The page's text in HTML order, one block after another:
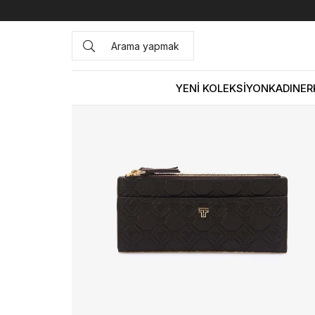
YENİ KOLEKSİYONKADIN
Anasayfa ÇANTA&AKSESUAR KADIN Cüzdan Kemal